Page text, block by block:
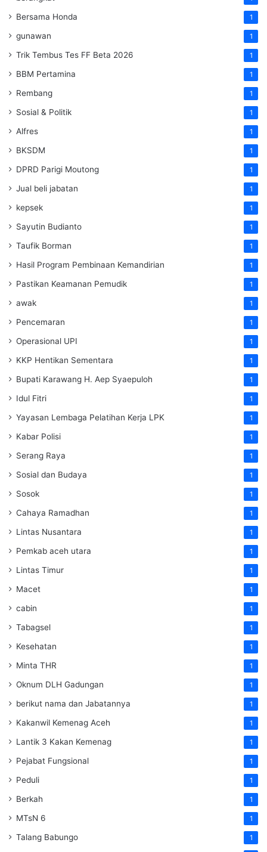
Bersama Honda 1
gunawan 1
Trik Tembus Tes FF Beta 2026 1
BBM Pertamina 1
Rembang 1
Sosial & Politik 1
Alfres 1
BKSDM 1
DPRD Parigi Moutong 1
Jual beli jabatan 1
kepsek 1
Sayutin Budianto 1
Taufik Borman 1
Hasil Program Pembinaan Kemandirian 1
Pastikan Keamanan Pemudik 1
awak 1
Pencemaran 1
Operasional UPI 1
KKP Hentikan Sementara 1
Bupati Karawang H. Aep Syaepuloh 1
Idul Fitri 1
Yayasan Lembaga Pelatihan Kerja LPK 1
Kabar Polisi 1
Serang Raya 1
Sosial dan Budaya 1
Sosok 1
Cahaya Ramadhan 1
Lintas Nusantara 1
Pemkab aceh utara 1
Lintas Timur 1
Macet 1
cabin 1
Tabagsel 1
Kesehatan 1
Minta THR 1
Oknum DLH Gadungan 1
berikut nama dan Jabatannya 1
Kakanwil Kemenag Aceh 1
Lantik 3 Kakan Kemenag 1
Pejabat Fungsional 1
Peduli 1
Berkah 1
MTsN 6 1
Talang Babungo 1